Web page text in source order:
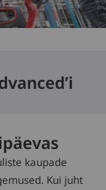
kaupade
Kui juht